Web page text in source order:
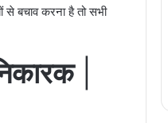
से बचाव करना है तो सभी
|